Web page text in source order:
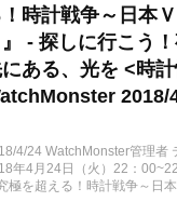
！時計戦争～日本
』 - 探しに行こう
ある、光を <時
2018/
4/24 WatchMonster管理者
年4月24日（火）22：
究極を超える！時計戦争～日